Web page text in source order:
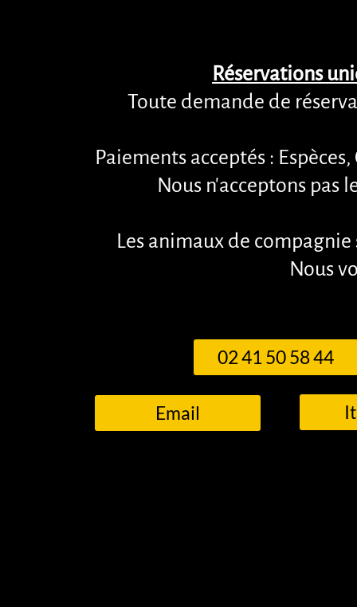
Réservations
Toute demande de
Paiements acceptés :
Nous n'acceptons pas
Les animaux de
Nous
02 41 50 58 44
Email